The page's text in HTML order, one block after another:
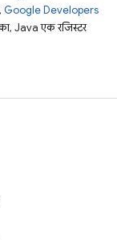
Google Developers
Java एक रजिस्टर